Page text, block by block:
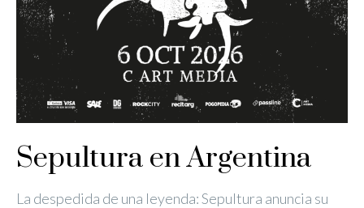
Sepultura en Argentina
La despedida de una leyenda: Sepultura anuncia su